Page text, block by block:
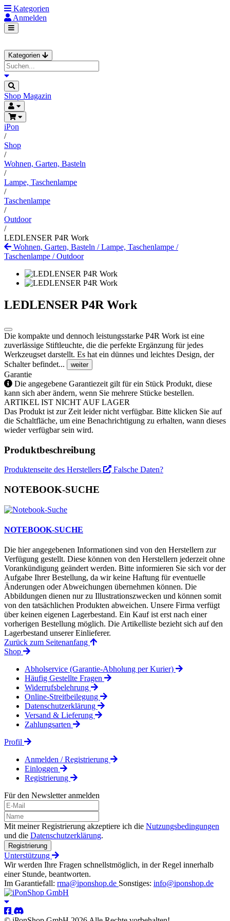
Kategorien
Anmelden
Kategorien
Shop Magazin
iPon
/
Shop
/
Wohnen, Garten, Basteln
/
Lampe, Taschenlampe
/
Taschenlampe
/
Outdoor
/
LEDLENSER P4R Work
Wohnen, Garten, Basteln /Lampe, Taschenlampe /
Taschenlampe /Outdoor
LEDLENSER P4R Work
Die kompakte und dennoch leistungsstarke P4R Work ist eine
zuverlässige Stiftleuchte, die die perfekte Ergänzung für jedes
Werkzeugset darstellt. Es hat ein dünnes und leichtes Design, der
Schalter befindet...
weiter
Garantie
Die angegebene Garantiezeit gilt für ein Stück Produkt, diese
kann sich aber ändern, wenn Sie mehrere Stücke bestellen.
ARTIKEL IST NICHT AUF LAGER
Das Produkt ist zur Zeit leider nicht verfügbar. Bitte klicken Sie auf
die Schaltfläche, um eine Benachrichtigung zu erhalten, wann dieses
wieder verfügbar sein wird.
Produktbeschreibung
Produktenseite des Herstellers Falsche Daten?
NOTEBOOK-SUCHE
NOTEBOOK-SUCHE
Die hier angegebenen Informationen sind von den Herstellern zur
Verfügung gestellt. Diese können von den Herstellern jederzeit ohne
Vorankündigung geändert werden. Bitte informieren Sie sich vor der
Aufgabe Ihrer Bestellung, da wir keine Haftung für eventuelle
Änderungen oder Abweichungen übernehmen können. Die
Abbildungen dienen nur zu Illustrationszwecken und können somit
von den tatsächlichen Produkten abweichen. Unsere Firma verfügt
über keinen eigenen Lagerbestand. Ein Kauf ist erst nach einer
vorherigen Bestellung möglich. Die Artikelliste bezieht sich auf den
Lagerbestand unserer Einlieferer.
Zurück zum Seitenanfang
Shop
Abholservice (Garantie-Abholung per Kurier)
Häufig Gestellte Fragen
Widerrufsbelehrung
Online-Streitbeilegung
Datenschutzerklärung
Versand & Lieferung
Zahlungsarten
Profil
Anmelden / Registrierung
Einloggen
Registrierung
Für den Newsletter anmelden
Mit meiner Registrierung akzeptiere ich die Nutzungsbedingungen
und die Datenschutzerklärung.
Registrierung
Unterstützung
Wir werden Ihre Fragen schnellstmöglich, in der Regel innerhalb
einer Stunde, beantworten.
Im Garantiefall: rma@iponshop.de Sonstiges: info@iponshop.de